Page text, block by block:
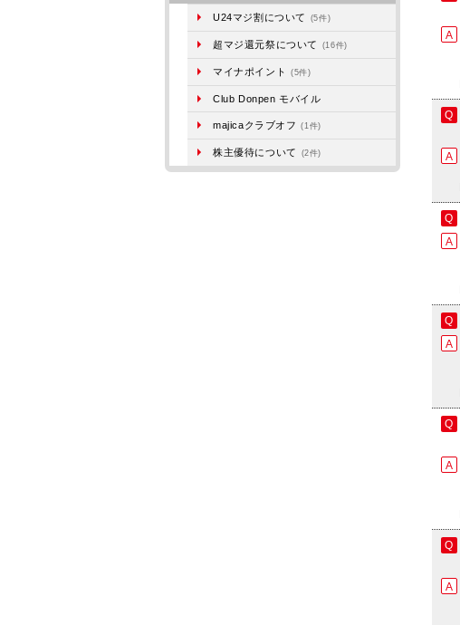
U24マジ割について (5件)
超マジ還元祭について (16件)
マイナポイント (5件)
Club Donpen モバイル
majicaクラブオフ (1件)
株主優待について (2件)